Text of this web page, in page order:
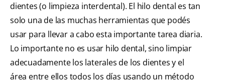
dientes (o limpieza interdental). El hilo dental es tan
solo una de las muchas herramientas que podés
usar para llevar a cabo esta importante tarea diaria.
Lo importante no es usar hilo dental, sino limpiar
adecuadamente los laterales de los dientes y el
área entre ellos todos los días usando un método